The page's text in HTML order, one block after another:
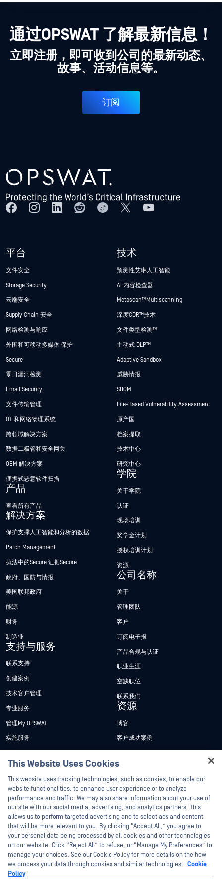
通过OPSWAT 了解最新信息！
立即注册，即可收到公司的最新动态、
故事、活动信息等。
订阅
平台
文件安全
Storage Security
云端安全
Supply Chain 安全
网络检测与响应
外围和可移动多媒体 保护
Secure
零日漏洞检测
Email Security
文件传输管理
OT 和网络物理系统
跨领域解决方案
数据二极管和安全网关
OEM 解决方案
便携式恶意软件扫描
产品
查看所有产品
解决方案
保护支撑人工智能和分析的数据
Patch Management
执法中的Secure 证据Secure
政府、国防与情报
美国联邦政府
能源
财务
制造业
支持与服务
联系支持
创建案例
技术客户管理
专业服务
管理My OPSWAT
实施服务
技术文档
培训
漏洞计划
合作伙伴
认证
技术合作伙伴
渠道合作伙伴计划
技术
预测性艾琳人工智能
AI 内容检查器
Metascan™ Multiscanning
深度CDR™技术
文件类型检测™
主动式 DLP™
Adaptive Sandbox
威胁情报
SBOM
File-Based Vulnerability Assessment
原产国
档案提取
技术中心
研究中心
学院
关于学院
认证
现场培训
奖学金计划
授权培训计划
资源
公司名称
关于
管理团队
客户
订阅电子报
产品合规与认证
职业生涯
空缺职位
联系我们
资源
博客
客户成功案例
新闻报道
活动
网络研讨会
产品型录
白皮书
免费工具
This Website Uses Cookies
This website uses tracking technologies, such as cookies, to enable our
website functionalities, to enhance user experience or to analyze
performance and traffic. We may also share information about your use of
our site with our social media, advertising, and analytics partners. This
allows us to perform targeted advertising and to select ads and content
that will be more relevant to you. By clicking “Accept All,” you agree to
your personal data being processed by all cookies and other technologies
on our website. Click “Reject All” to refuse, or “Manage My Preferences” to
manage your choices. See our Cookie Policy for more details on the how
we process your data through cookies and similar technologies: Cookie
Policy
Hey there!
I'm Ozzy, your OPSWAT virtual assistant.
How can I help you secure what's critical
today?